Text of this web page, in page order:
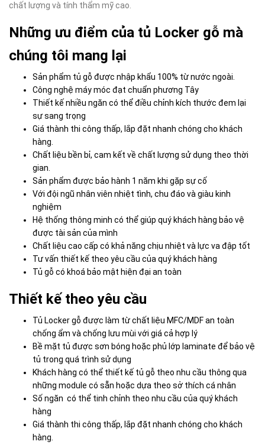
chất lượng và tính thẩm mỹ cao.
Những ưu điểm của tủ Locker gỗ mà
chúng tôi mang lại
Sản phẩm tủ gỗ được nhập khẩu 100% từ nước ngoài.
Công nghệ máy móc đạt chuẩn phương Tây
Thiết kế nhiều ngăn có thể điều chỉnh kích thước đem lại
sự sang trọng
Giá thành thi công thấp, lắp đặt nhanh chóng cho khách
hàng.
Chất liệu bền bỉ, cam kết về chất lượng sử dụng theo thời
gian.
Sản phẩm được bảo hành 1 năm khi gặp sự cố
Với đội ngũ nhân viên nhiệt tình, chu đáo và giàu kinh
nghiệm
Hệ thống thông minh có thể giúp quý khách hàng bảo vệ
được tài sản của mình
Chất liệu cao cấp có khả năng chịu nhiệt và lực va đập tốt
Tư vấn thiết kế theo yêu cầu của quý khách hàng
Tủ gỗ có khoá bảo mật hiện đại an toàn
Thiết kế theo yêu cầu
Tủ Locker gỗ được làm từ chất liệu MFC/MDF an toàn
chống ẩm và chống lưu mùi với giá cả hợp lý
Bề mặt tủ được sơn bóng hoặc phủ lớp laminate để bảo vệ
tủ trong quá trình sử dụng
Khách hàng có thể thiết kế tủ gỗ theo nhu cầu thông qua
những module có sẵn hoặc dựa theo sở thích cá nhân
Số ngăn có thể tinh chỉnh theo nhu cầu của quý khách
hàng
Giá thành thi công thấp, lắp đặt nhanh chóng cho khách
hàng.